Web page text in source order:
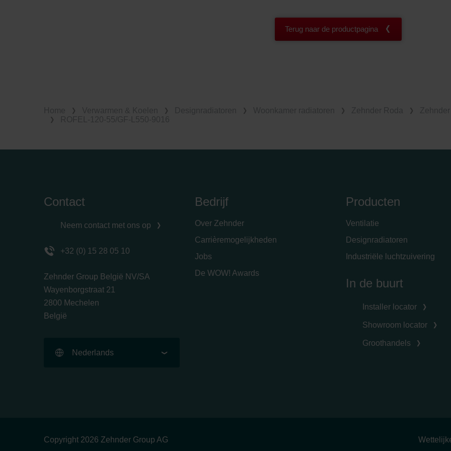
Terug naar de productpagina
Contact
Neem contact met ons op
+32 (0) 15 28 05 10
Zehnder Group België NV/SA
Wayenborgstraat 21
2800 Mechelen
België
Nederlands
Bedrijf
Over Zehnder
Carrièremogelijkheden
Jobs
De WOW! Awards
Producten
Ventilatie
Designradiatoren
Industriële luchtzuivering
In de buurt
Installer locator
Showroom locator
Groothandels
Copyright 2026 Zehnder Group AG